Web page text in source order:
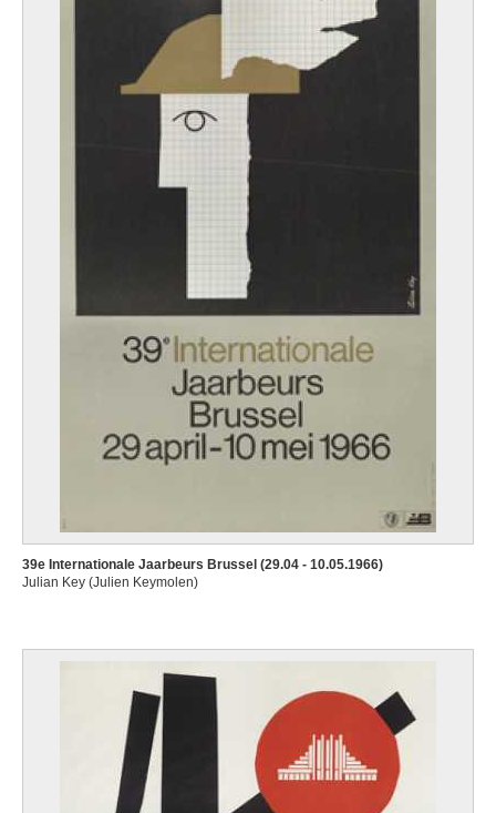
39e Internationale Jaarbeurs Brussel (29.04 - 10.05.1966)
Julian Key (Julien Keymolen)